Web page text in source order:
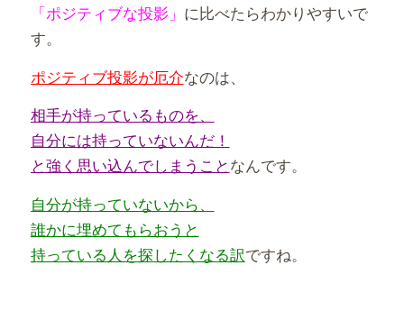
「ポジティブな投影」 に比べたらわかりやすいで
す。
ポジティブ投影が厄介なのは、
相手が持っているものを、
自分には持っていないんだ！
と強く思い込んでしまうことなんです。
自分が持っていないから、
誰かに埋めてもらおうと
持っている人を探したくなる訳ですね。